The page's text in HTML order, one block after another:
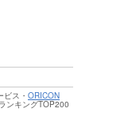
ス・ ORICON
ンキングTOP200